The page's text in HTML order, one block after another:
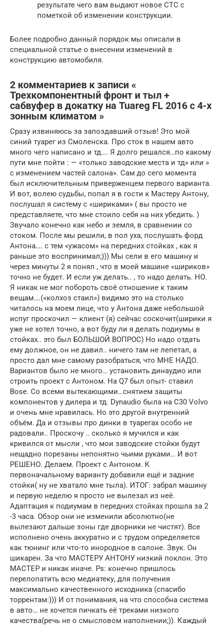
результате чего вам выдают новое СТС с
пометкой об изменении конструкции.
Более подробно данный порядок мы описали в
специальной статье о внесении изменений в
конструкцию автомобиля.
2 комментариев к записи «
Трехкомпонентный фронт и тыл +
сабвуфер в докатку на Tuareg FL 2016 с 4-х
зонным климатом »
Сразу извиняюсь за запоздавший отзыв! Это мой
синий туарег из Смоленска. Про сток в нашем авто
много чего написано и тд…. Я долго решался…по какому
пути мне пойти : — «только заводские места и тд» или »
с изменением частей салона». Сам до сего момента
был исключительным приверженцем первого варианта.
И вот, волею судьбы, попал я в гости к Мастеру Антону,
послушал я систему с «шириками» ( вы просто не
представляете, что мне стоило себя на них убедить. )
Звучало конечно как небо и земля, в сравнении со
стоком. После мы решили, в пол уха, послушать форд
Антона…. с тем «ужасом» на передних стойках , как я
раньше это воспринимал;))) Мы сели в его машину и
через минуты 2 я понял , что в моей машине «шириков»
точно не будет. И если уж делать.. , то надо делать. НО.
Я никак не мог побороть своё отношение к таким
вещам….(«колхоз стаил») видимо это на столько
читалось на моем лице, что у Антона даже небольшой
испуг проскочил — клиент (я) сейчас соскочит(ширики я
уже не хотел точно, а вот буду ли я делать подиумы в
стойках.. это был БОЛЬШОЙ ВОПРОС) Но надо отдать
ему должное, он не давил.. ничего там не лепетал, а
просто дал мне самому разобраться, что МНЕ НАДО.
Вариантов было не много… установить динаудио или
строить проект с Антоном. На Q7 был опыт- ставил
Bose. Со всеми вытекающими…снятием защиты
компонентов у дилера и тд. Dynaudio была на C30 Volvo
и очень мне нравилась. Но это другой внутренний
объём. Да и отзывы про динки в туарегах особо не
радовали.. Проскочу .. сколько я мучился и как
кривился от мысли , что мои заводские стойки будут
нещадно порезаны непонятно чьими руками… И вот
РЕШЕНО. Делаем. Проект с Антоном. К
первоначальному варианту добавили ещё и задние
стойки( ну не хватало мне тыла). ИТОГ: забрал машину
и первую неделю я просто не вылезал из неё.
Адаптация к подиумам в передних стойках прошла за 2
-3 часа. Обзор они не изменили абсолютно(не
вылезают дальше зоны где дворники не чистят). Все
исполнено очень аккуратно и с трудом определяется
как тюнинг или что-то инородное в салоне. Звук. Он
шикарен. За что МАСТЕРУ АНТОНУ низкий поклон. Это
МАСТЕР и никак иначе. Ps: конечно пришлось
перелопатить всю медиатеку, для получения
максимально качественного исходника (спасибо
торрентам:))) И от понимания, на что способна система
в авто… не хочется пичкать её треками низкого
качества(речь не о смысловом наполнении;)). Каждый